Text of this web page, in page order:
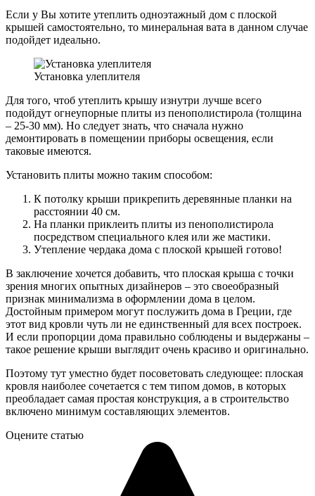
Если у Вы хотите утеплить одноэтажный дом с плоской
крышей самостоятельно, то минеральная вата в данном случае
подойдет идеально.
Установка улеплителя
Для того, чтоб утеплить крышу изнутри лучше всего
подойдут огнеупорные плиты из пенополистирола (толщина
– 25-30 мм). Но следует знать, что сначала нужно
демонтировать в помещении приборы освещения, если
таковые имеются.
Установить плиты можно таким способом:
К потолку крыши прикрепить деревянные планки на
расстоянии 40 см.
На планки приклеить плиты из пенополистирола
посредством специального клея или же мастики.
Утепление чердака дома с плоской крышей готово!
В заключение хочется добавить, что плоская крыша с точки
зрения многих опытных дизайнеров – это своеобразный
признак минимализма в оформлении дома в целом.
Достойным примером могут послужить дома в Греции, где
этот вид кровли чуть ли не единственный для всех построек.
И если пропорции дома правильно соблюдены и выдержаны –
такое решение крыши выглядит очень красиво и оригинально.
Поэтому тут уместно будет посоветовать следующее: плоская
кровля наиболее сочетается с тем типом домов, в которых
преобладает самая простая конструкция, а в строительство
включено минимум составляющих элементов.
Оцените статью